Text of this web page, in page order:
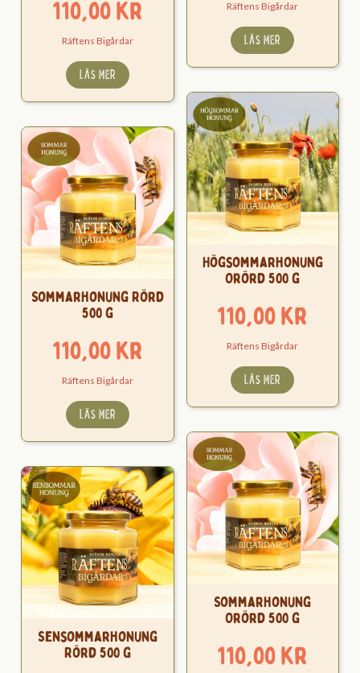
Räftens Bigårdar
LÄS MER
110,00kr
Räftens Bigårdar
LÄS MER
Högsommarhonung
Orörd 500 g
110,00kr
Räftens Bigårdar
LÄS MER
Sommarhonung Rörd
500 g
110,00kr
Räftens Bigårdar
LÄS MER
Sommarhonung
Orörd 500 g
110,00kr
Sensommarhonung
Rörd 500 g